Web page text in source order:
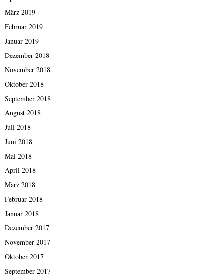
März 2019
Februar 2019
Januar 2019
Dezember 2018
November 2018
Oktober 2018
September 2018
August 2018
Juli 2018
Juni 2018
Mai 2018
April 2018
März 2018
Februar 2018
Januar 2018
Dezember 2017
November 2017
Oktober 2017
September 2017